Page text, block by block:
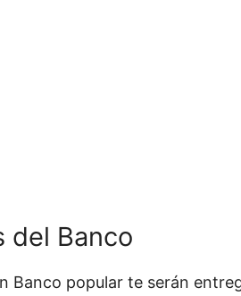
del Banco
Banco popular te serán